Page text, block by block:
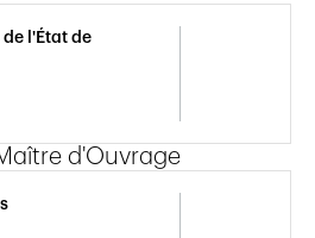
de l'État de
d'Ouvrage